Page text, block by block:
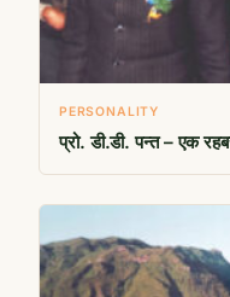
PERSONALITY
प्रो. डी.डी. पन्त – एक